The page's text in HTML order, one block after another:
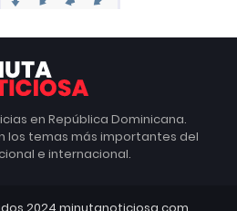
en República Dominicana.
los temas más importantes del
e internacional.
2024 minutanoticiosa.com